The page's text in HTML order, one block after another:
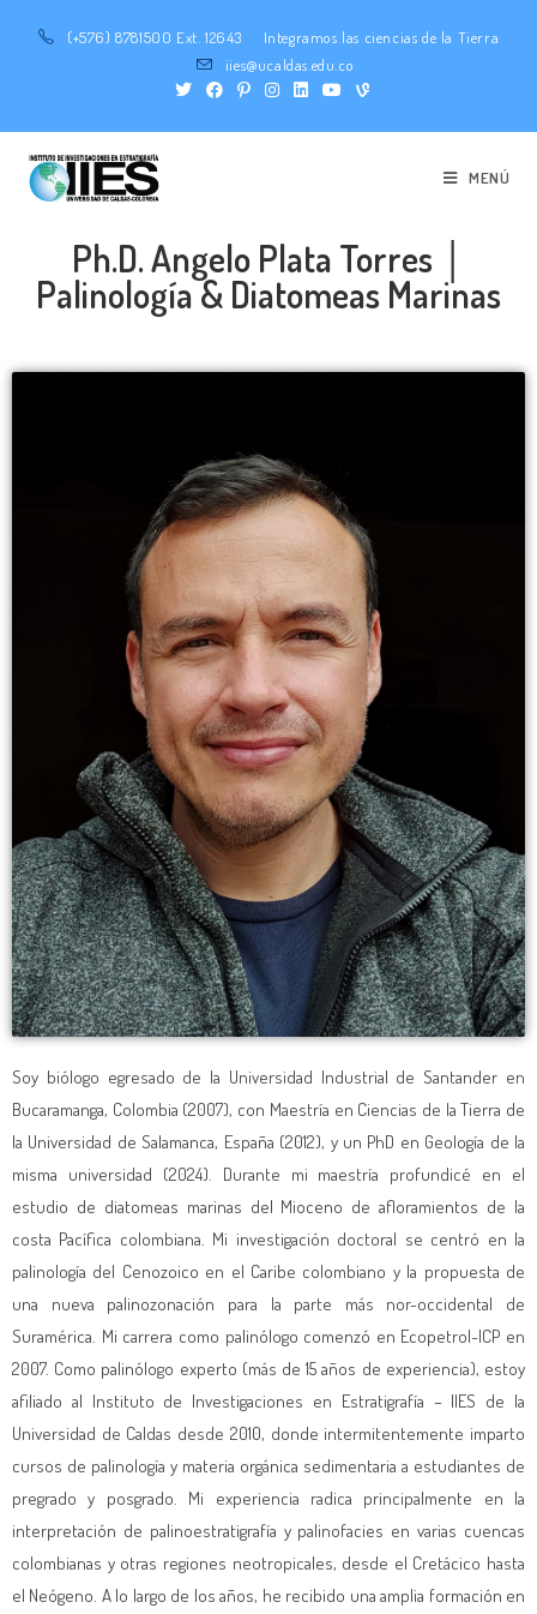
(+576) 8781500 Ext. 12643
Integramos las ciencias de la Tierra
iies@ucaldas.edu.co
MENÚ
Ph.D. Angelo Plata Torres │
Palinología & Diatomeas Marinas
Soy biólogo egresado de la Universidad Industrial de Santander en
Bucaramanga, Colombia (2007), con Maestría en Ciencias de la Tierra de
la Universidad de Salamanca, España (2012), y un PhD en Geología de la
misma universidad (2024). Durante mi maestría profundicé en el
estudio de diatomeas marinas del Mioceno de afloramientos de la
costa Pacífica colombiana. Mi investigación doctoral se centró en la
palinología del Cenozoico en el Caribe colombiano y la propuesta de
una nueva palinozonación para la parte más nor-occidental de
Suramérica. Mi carrera como palinólogo comenzó en Ecopetrol-ICP en
2007. Como palinólogo experto (más de 15 años de experiencia), estoy
afiliado al Instituto de Investigaciones en Estratigrafía – IIES de la
Universidad de Caldas desde 2010, donde intermitentemente imparto
cursos de palinología y materia orgánica sedimentaria a estudiantes de
pregrado y posgrado. Mi experiencia radica principalmente en la
interpretación de palinoestratigrafía y palinofacies en varias cuencas
colombianas y otras regiones neotropicales, desde el Cretácico hasta
el Neógeno. A lo largo de los años, he recibido una amplia formación en